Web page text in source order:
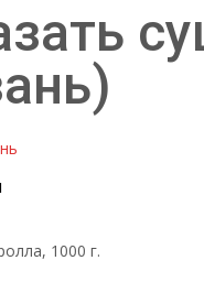
1000 г.